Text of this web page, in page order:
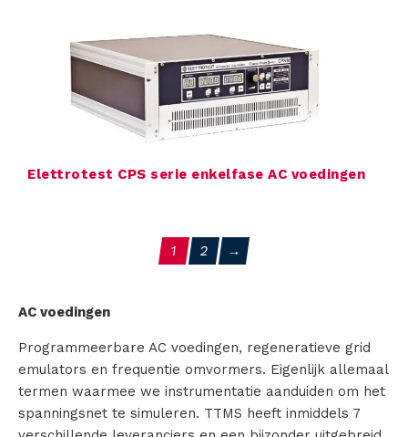
Elettrotest CPS serie enkelfase AC voedingen
1 2 →
AC voedingen
Programmeerbare AC voedingen, regeneratieve grid
emulators en frequentie omvormers. Eigenlijk allemaal
termen waarmee we instrumentatie aanduiden om het
spanningsnet te simuleren. TTMS heeft inmiddels 7